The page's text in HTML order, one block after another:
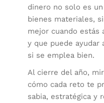
dinero no solo es
bienes materiales,
mejor cuando estás
y que puede ayudar
si se emplea bien.
Al cierre del año,
cómo cada reto te
sabia, estratégica y